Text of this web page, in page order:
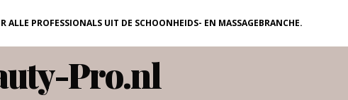
PROFESSIONALS UIT DE SCHOONHEIDS- EN MASSAGEBRANCHE.
Pro.nl